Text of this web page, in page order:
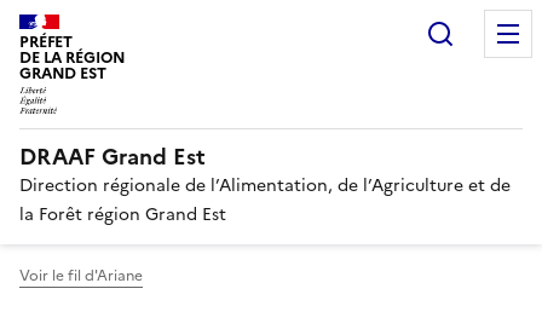
PRÉFET
DE LA RÉGION
GRAND EST
DRAAF Grand Est
Direction régionale de l’Alimentation, de l’Agriculture et de
la Forêt région Grand Est
Voir le fil d'Ariane